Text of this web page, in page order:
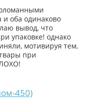
оба одинаково
вывод, что
упаковке! однако
мотивируя тем,
при
450)